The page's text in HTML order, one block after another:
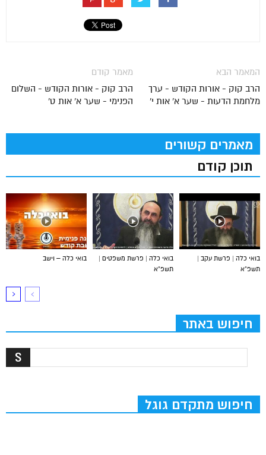
מאמר קודם
הרב קוק - אורות הקודש - השלום
הפנימי - שער א' אות ט'
המאמר הבא
הרב קוק - אורות הקודש - ערך
מלחמת הדעות - שער א' אות י'
מאמרים קשורים
תוכן קודם
בואי כלה – וישב
בואי כלה | פרשת משפטים |
תשפ”א
בואי כלה | פרשת עקב |
תשפ”א
חיפוש באתר
חיפוש מתקדם גוגל